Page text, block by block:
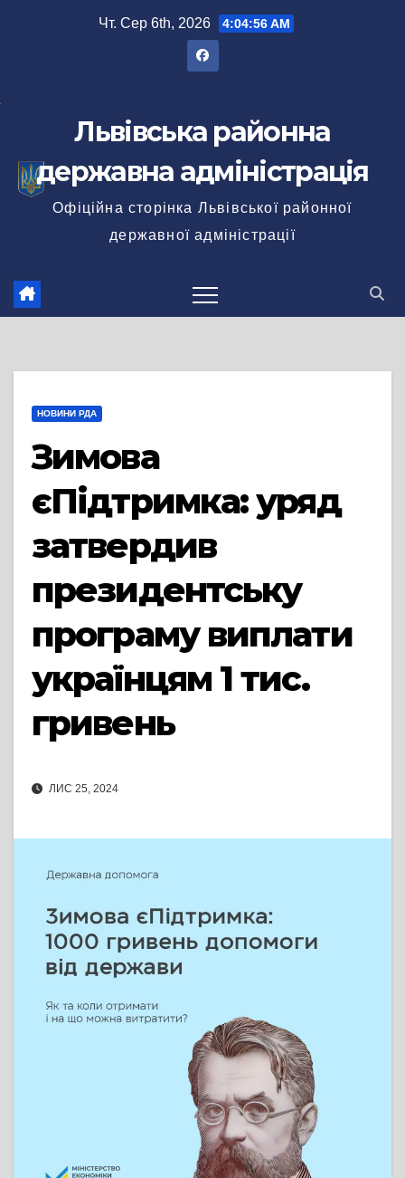
Чт. Сер 6th, 2026 4:04:57 AM
Львівська районна
державна адміністрація
Офіційна сторінка Львівської районної
державної адміністрації
НОВИНИ РДА
Зимова
єПідтримка: уряд
затвердив
президентську
програму виплати
українцям 1 тис.
гривень
ЛИС 25, 2024